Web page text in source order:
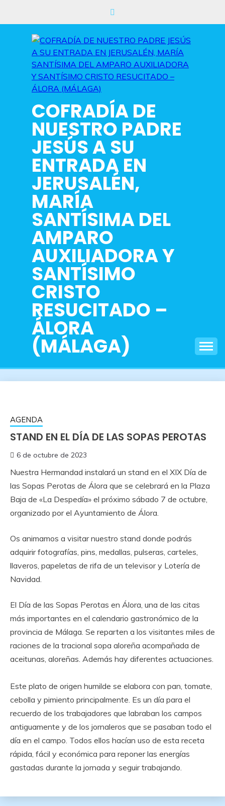
COFRADÍA DE
NUESTRO PADRE
JESÚS A SU
ENTRADA EN
JERUSALÉN,
MARÍA
SANTÍSIMA DEL
AMPARO
AUXILIADORA Y
SANTÍSIMO
CRISTO
RESUCITADO –
ÁLORA
(MÁLAGA)
AGENDA
STAND EN EL DÍA DE LAS SOPAS PEROTAS
6 de octubre de 2023
Nuestra Hermandad instalará un stand en el XIX Día de
las Sopas Perotas de Álora que se celebrará en la Plaza
Baja de «La Despedía» el próximo sábado 7 de octubre,
organizado por el Ayuntamiento de Álora.
Os animamos a visitar nuestro stand donde podrás
adquirir fotografías, pins, medallas, pulseras, carteles,
llaveros, papeletas de rifa de un televisor y Lotería de
Navidad.
El Día de las Sopas Perotas en Álora, una de las citas
más importantes en el calendario gastronómico de la
provincia de Málaga. Se reparten a los visitantes miles de
raciones de la tracional sopa aloreña acompañada de
aceitunas, aloreñas. Además hay diferentes actuaciones.
Este plato de origen humilde se elabora con pan, tomate,
cebolla y pimiento principalmente. Es un día para el
recuerdo de los trabajadores que labraban los campos
antiguamente y de los jornaleros que se pasaban todo el
día en el campo. Todos ellos hacían uso de esta receta
rápida, fácil y económica para reponer las energías
gastadas durante la jornada y seguir trabajando.